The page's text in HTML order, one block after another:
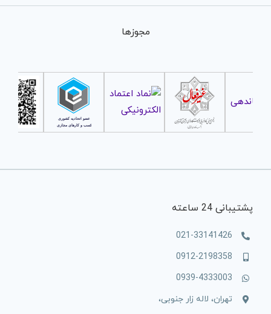
مجوزها
پشتیبانی 24 ساعته
021-33141426
0912-2198358
0939-4333003
تهران، لاله زار جنوبی،